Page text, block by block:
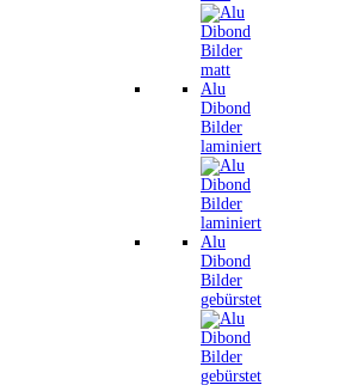
Alu
Dibond
Bilder
laminiert
Alu
Dibond
Bilder
gebürstet